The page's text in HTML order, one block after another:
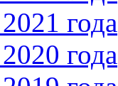
года
года